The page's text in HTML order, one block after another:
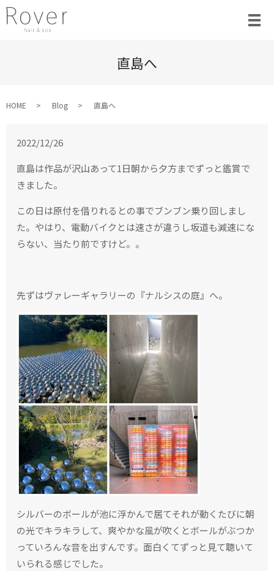
直島へ
HOME Blog 直島へ
2022/12/26
直島は作品が沢山あって1日朝から夕方までずっと鑑賞で
きました。
この日は原付を借りれるとの事でブンブン乗り回しまし
た。やはり、電動バイクとは速さが違うし坂道も減速にな
らない、当たり前ですけど。。
先ずはヴァレーギャラリーの『ナルシスの庭』へ。
シルバーのボールが池に浮かんで居てそれが動くたびに朝
の光でキラキラして、爽やかな風が吹くとボールがぶつか
っていろんな音を出すんです。面白くてずっと見て聴いて
いられる感じでした。